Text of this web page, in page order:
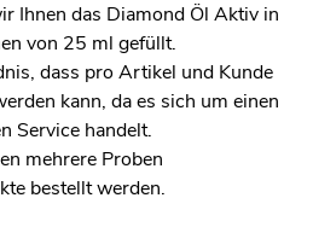
Ihnen das Diamond Öl Aktiv in
von 25 ml gefüllt.
dass pro Artikel und Kunde
kann, da es sich um einen
Service handelt.
mehrere Proben
bestellt werden.